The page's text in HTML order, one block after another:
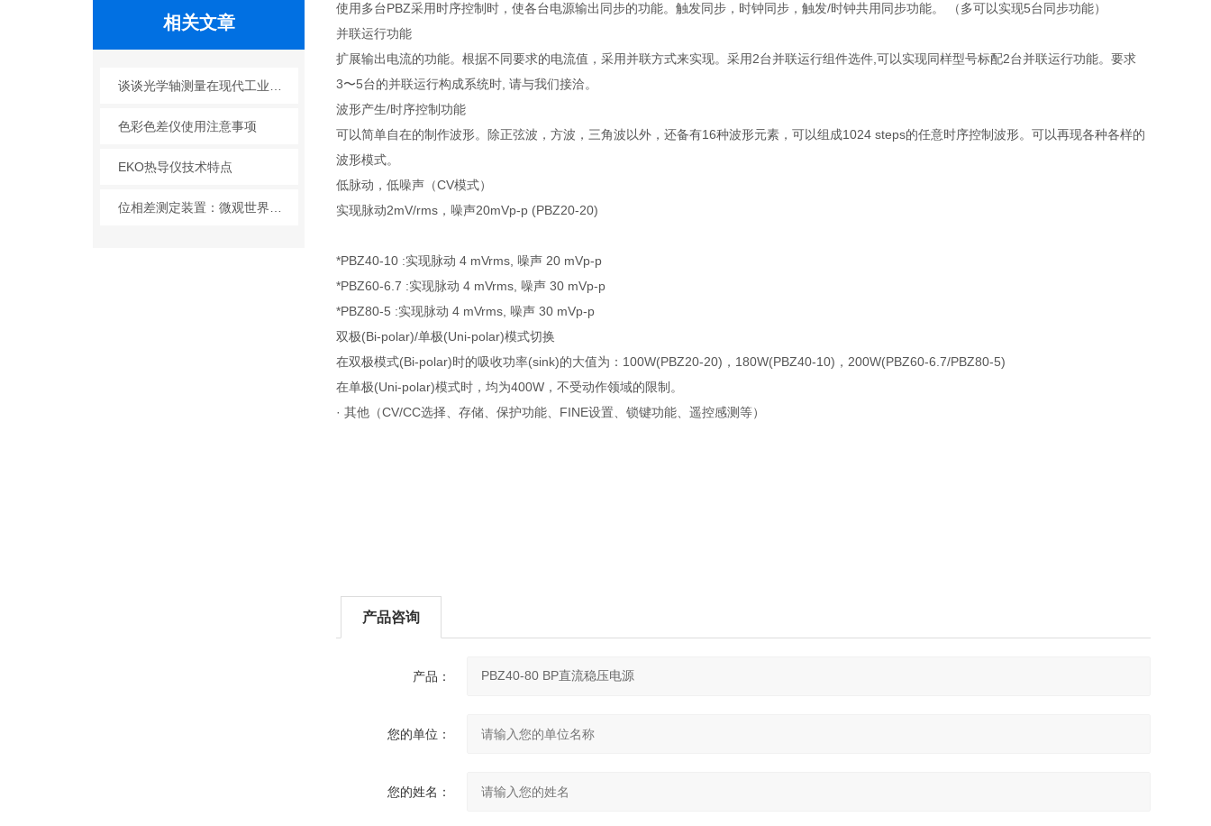
相关文章
色彩色差仪使用注意事项
EKO热导仪技术特点
使用多台PBZ采用时序控制时，使各台电源输出同步的功能。触发同步，时钟同步，触发/时钟共用同步功能。 （多可以实现5台同步功能）
并联运行功能
扩展输出电流的功能。根据不同要求的电流值，采用并联方式来实现。采用2台并联运行组件选件,可以实现同样型号标配2台并联运行功能。要求
3〜5台的并联运行构成系统时, 请与我们接洽。
波形产生/时序控制功能
可以简单自在的制作波形。除正弦波，方波，三角波以外，还备有16种波形元素，可以组成1024 steps的任意时序控制波形。可以再现各种各样的
波形模式。
低脉动，低噪声（CV模式）
实现脉动2mV/rms，噪声20mVp-p (PBZ20-20)
*PBZ40-10 :实现脉动 4 mVrms, 噪声 20 mVp-p
*PBZ60-6.7 :实现脉动 4 mVrms, 噪声 30 mVp-p
*PBZ80-5 :实现脉动 4 mVrms, 噪声 30 mVp-p
双极(Bi-polar)/单极(Uni-polar)模式切换
在双极模式(Bi-polar)时的吸收功率(sink)的大值为：100W(PBZ20-20)，180W(PBZ40-10)，200W(PBZ60-6.7/PBZ80-5)
在单极(Uni-polar)模式时，均为400W，不受动作领域的限制。
· 其他（CV/CC选择、存储、保护功能、FINE设置、锁键功能、遥控感测等）
产品咨询
产品：
您的单位：
您的姓名：